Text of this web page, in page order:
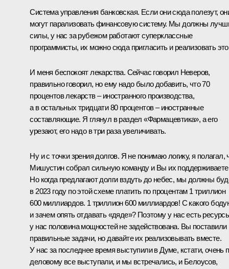
Система управления банковская. Если они сюда полезут,
могут парализовать финансовую систему. Мы должны
силы, у нас за рубежом работают суперклассные
программисты, их можно сюда пригласить и реализовать
И меня беспокоят лекарства. Сейчас говорил Неверов,
правильно говорил, но ему надо было добавить, что 70
процентов лекарств – иностранного производства,
а в остальных тридцати 80 процентов – иностранные
составляющие. Я глянул в раздел «Фармацевтика», а его
урезают, его надо в три раза увеличивать.
Ну и с точки зрения долгов. Я не понимаю логику, я полагал,
Мишустин собрал сильную команду и Вы их
Но когда предлагают долги вздуть до небес, мы должны
в 2023 году по этой схеме платить по процентам 1 триллион
600 миллиардов. 1 триллион 600 миллиардов! С какого
и зачем опять отдавать «дяде»? Поэтому у нас есть
у нас половина мощностей не задействована. Вы поставили
правильные задачи, но давайте их реализовывать вместе.
У нас за последнее время выступили в Думе, кстати, очень
деловому все выступали, и мы встречались, и Белоусов,